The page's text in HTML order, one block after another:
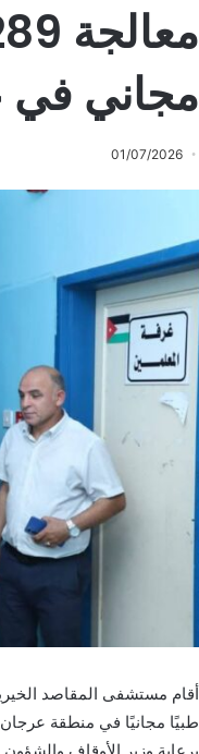
مجاني في
01/07/2026
أقام مستشفى المقاصد
طبيًا مجانيًا في منطقة